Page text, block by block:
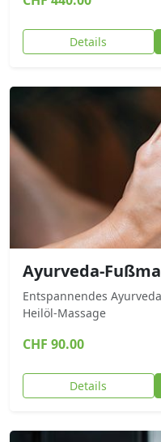
Details
Ayurveda-
Entspannendes
Heilöl-Massage
CHF 90.00
Details